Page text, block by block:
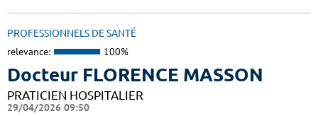
PROFESSIONNELS DE SANTÉ
relevance: 100%
Docteur FLORENCE MASSON
PRATICIEN HOSPITALIER
29/04/2026 09:50